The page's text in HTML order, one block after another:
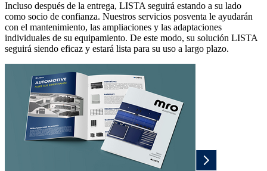
Incluso después de la entrega, LISTA seguirá estando a su lado
como socio de confianza. Nuestros servicios posventa le ayudarán
con el mantenimiento, las ampliaciones y las adaptaciones
individuales de su equipamiento. De este modo, su solución LISTA
seguirá siendo eficaz y estará lista para su uso a largo plazo.